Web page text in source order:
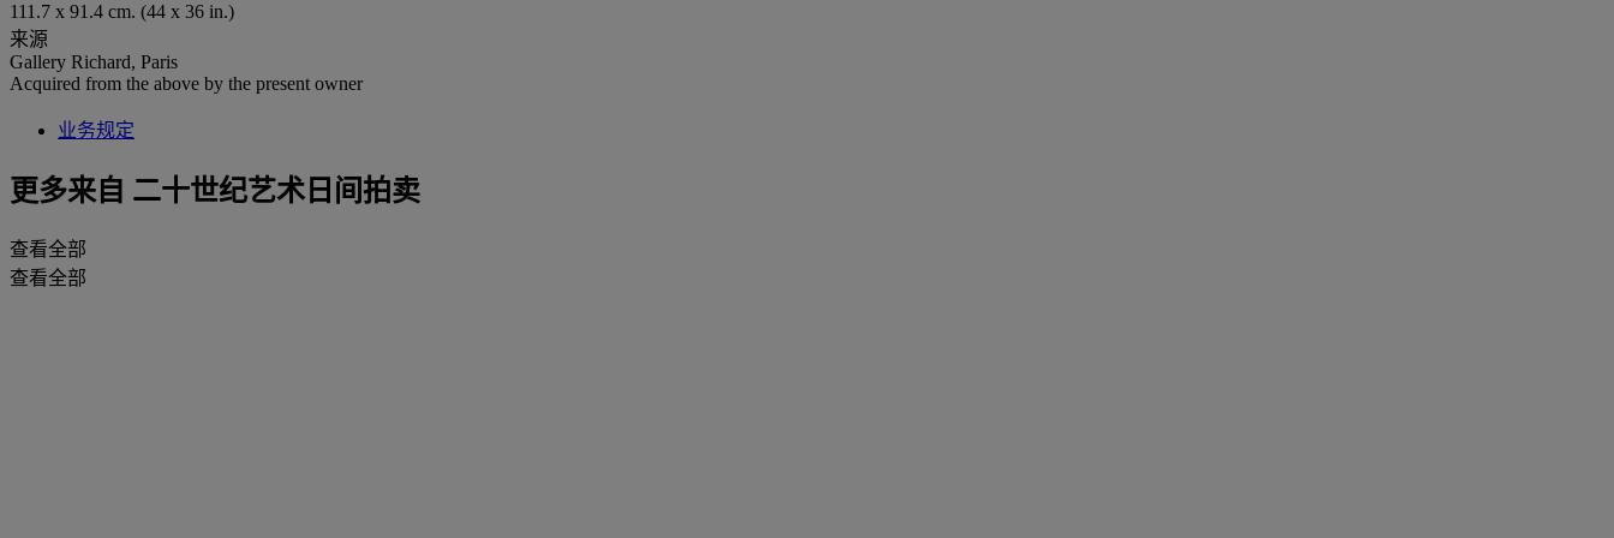
111.7 x 91.4 cm. (44 x 36 in.)
来源
Gallery Richard, Paris
Acquired from the above by the present owner
业务规定
更多来自 二十世纪艺术日间拍卖
查看全部
查看全部